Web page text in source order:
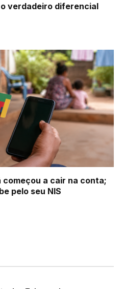
verdadeiro diferencial
começou a cair na conta;
pelo seu NIS